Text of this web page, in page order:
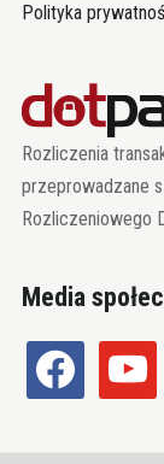
Polityka
Rozliczenia
przeprowadzane
Rozliczeniowego
Media
facebook youtube